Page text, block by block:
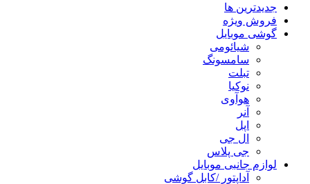
جدیدترین ها
فروش ویژه
گوشی موبایل
شیائومی
سامسونگ
تبلت
نوکیا
هوآوی
آنر
اپل
ال جی
جی پلاس
لوازم جانبی موبایل
آداپتور /کابل گوشی